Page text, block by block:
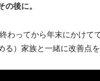
後に。
ってから年末にかけて
）家族と一緒に改善点